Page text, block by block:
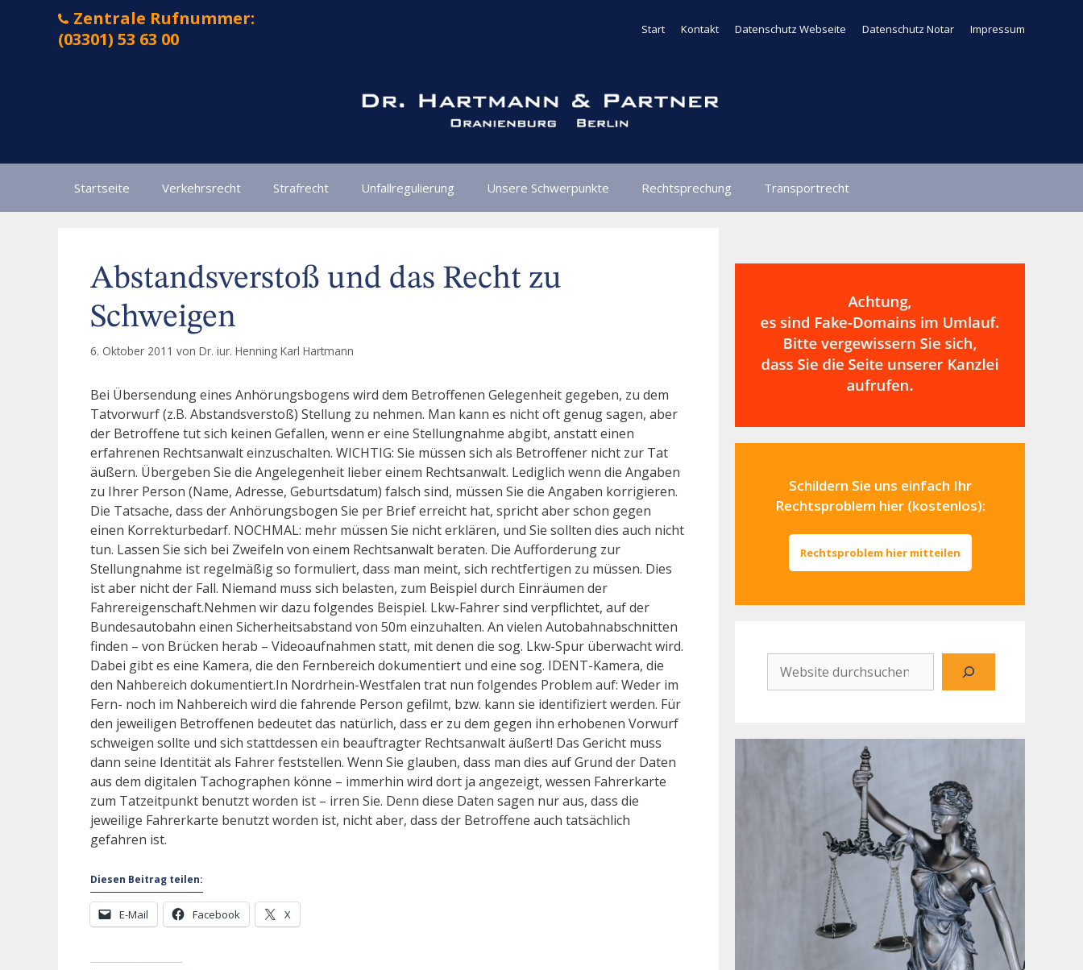
Zentrale Rufnummer:
(03301) 53 63 00
Start Kontakt Datenschutz Webseite Datenschutz Notar Impressum
Startseite Verkehrsrecht Strafrecht Unfallregulierung Unsere Schwerpunkte Rechtsprechung Transportrecht
Abstandsverstoß und das Recht zu
Schweigen
6. Oktober 2011 von Dr. iur. Henning Karl Hartmann
Bei Übersendung eines Anhörungsbogens wird dem Betroffenen Gelegenheit gegeben, zu dem
Tatvorwurf (z.B. Abstandsverstoß) Stellung zu nehmen. Man kann es nicht oft genug sagen, aber
der Betroffene tut sich keinen Gefallen, wenn er eine Stellungnahme abgibt, anstatt einen
erfahrenen Rechtsanwalt einzuschalten. WICHTIG: Sie müssen sich als Betroffener nicht zur Tat
äußern. Übergeben Sie die Angelegenheit lieber einem Rechtsanwalt. Lediglich wenn die Angaben
zu Ihrer Person (Name, Adresse, Geburtsdatum) falsch sind, müssen Sie die Angaben korrigieren.
Die Tatsache, dass der Anhörungsbogen Sie per Brief erreicht hat, spricht aber schon gegen
einen Korrekturbedarf. NOCHMAL: mehr müssen Sie nicht erklären, und Sie sollten dies auch nicht
tun. Lassen Sie sich bei Zweifeln von einem Rechtsanwalt beraten. Die Aufforderung zur
Stellungnahme ist regelmäßig so formuliert, dass man meint, sich rechtfertigen zu müssen. Dies
ist aber nicht der Fall. Niemand muss sich belasten, zum Beispiel durch Einräumen der
Fahrereigenschaft.Nehmen wir dazu folgendes Beispiel. Lkw-Fahrer sind verpflichtet, auf der
Bundesautobahn einen Sicherheitsabstand von 50m einzuhalten. An vielen Autobahnabschnitten
finden – von Brücken herab – Videoaufnahmen statt, mit denen die sog. Lkw-Spur überwacht wird.
Dabei gibt es eine Kamera, die den Fernbereich dokumentiert und eine sog. IDENT-Kamera, die
den Nahbereich dokumentiert.In Nordrhein-Westfalen trat nun folgendes Problem auf: Weder im
Fern- noch im Nahbereich wird die fahrende Person gefilmt, bzw. kann sie identifiziert werden. Für
den jeweiligen Betroffenen bedeutet das natürlich, dass er zu dem gegen ihn erhobenen Vorwurf
schweigen sollte und sich stattdessen ein beauftragter Rechtsanwalt äußert! Das Gericht muss
dann seine Identität als Fahrer feststellen. Wenn Sie glauben, dass man dies auf Grund der Daten
aus dem digitalen Tachographen könne – immerhin wird dort ja angezeigt, wessen Fahrerkarte
zum Tatzeitpunkt benutzt worden ist – irren Sie. Denn diese Daten sagen nur aus, dass die
jeweilige Fahrerkarte benutzt worden ist, nicht aber, dass der Betroffene auch tatsächlich
gefahren ist.
Diesen Beitrag teilen:
E-Mail Facebook X
Schildern Sie uns einfach Ihr
Rechtsproblem hier (kostenlos):
Rechtsproblem hier mitteilen
Website
durchsuchen